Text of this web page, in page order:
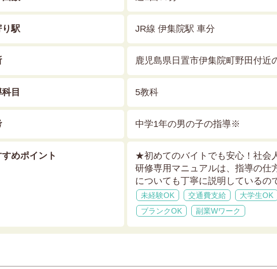
駅 JR線 伊集院駅 車分
鹿児島県日置市伊集院町野田付近
目 5教科
中学1年の男の子の指導※
すめポイント
★初めてのバイトでも安心！社会
研修専用マニュアルは、指導の仕
についても丁寧に説明しているの
未経験OK 交通費支給
大学生OK
ブランクOK
副業Wワーク